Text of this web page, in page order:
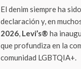
El denim siempre ha
declaración y, en
2026, Levi’s® ha
que profundiza en la
comunidad LGBTQIA+.